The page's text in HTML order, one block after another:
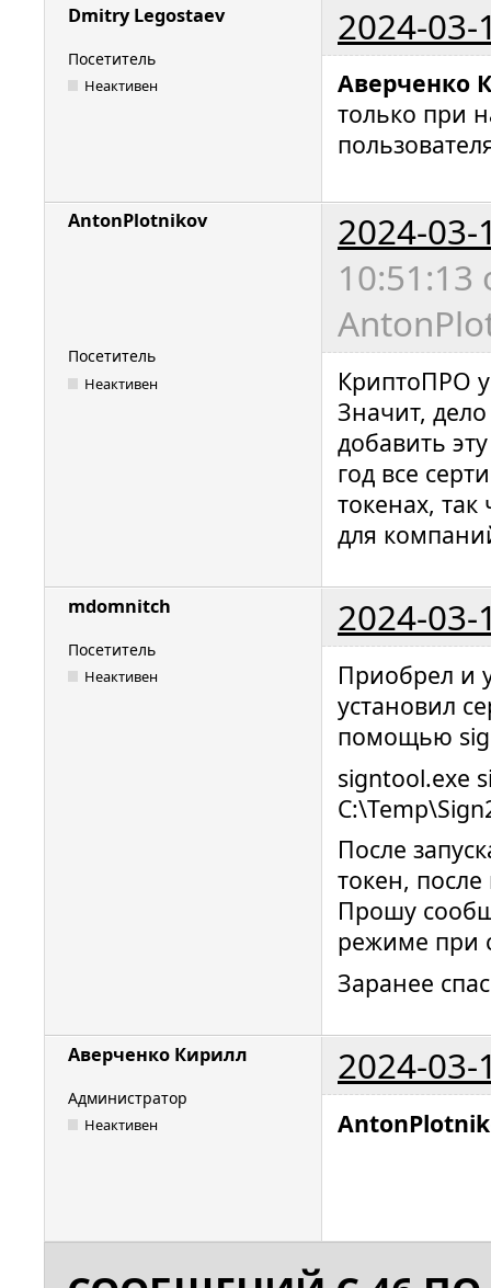
Dmitry Legostaev 2024-03-
Посетитель
Неактивен
Аверченко
только при
AntonPlotnikov
2024-03-
10:51:13
Посетитель
Неактивен
КриптоПРО
Значит,
добавить
год все
токенах,
для
mdomnitch 2024-03-
Посетитель
Неактивен
Приобрел и
установил
помощью
signtool.exe
После
токен,
Прошу
режиме при
Заранее
Аверченко Кирилл 2024-03-
Администратор
Неактивен